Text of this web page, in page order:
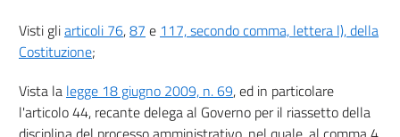
Organi della giurisdizione amministrativa
art. 4
art. 5
art. 6
Visti gliarticoli 76,87 e 117, secondo comma, lettera l), della
Costituzione;
Vista la legge 18 giugno 2009, n. 69, ed in particolare
l'articolo 44, recante delega al Governo per il riassetto della